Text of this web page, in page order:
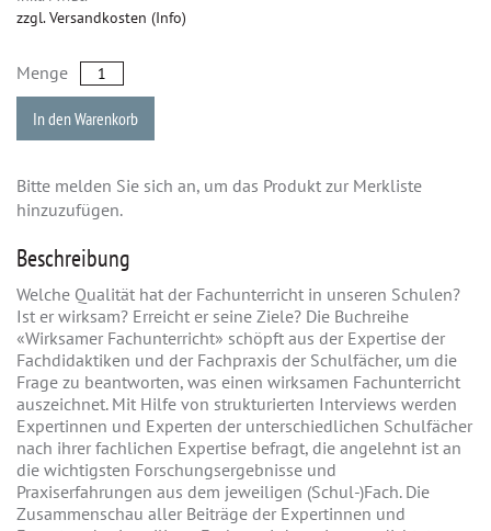
zzgl. Versandkosten (Info)
Menge
In den Warenkorb
Bitte melden Sie sich an, um das Produkt zur Merkliste
hinzuzufügen.
Beschreibung
Welche Qualität hat der Fachunterricht in unseren Schulen?
Ist er wirksam? Erreicht er seine Ziele? Die Buchreihe
«Wirksamer Fachunterricht» schöpft aus der Expertise der
Fachdidaktiken und der Fachpraxis der Schulfächer, um die
Frage zu beantworten, was einen wirksamen Fachunterricht
auszeichnet. Mit Hilfe von strukturierten Interviews werden
Expertinnen und Experten der unterschiedlichen Schulfächer
nach ihrer fachlichen Expertise befragt, die angelehnt ist an
die wichtigsten Forschungsergebnisse und
Praxiserfahrungen aus dem jeweiligen (Schul-)Fach. Die
Zusammenschau aller Beiträge der Expertinnen und